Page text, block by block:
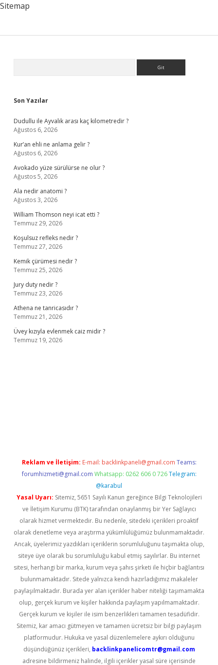
Sitemap
Son Yazılar
Dudullu ile Ayvalık arası kaç kilometredir ?
Ağustos 6, 2026
Kur’an ehli ne anlama gelir ?
Ağustos 6, 2026
Avokado yüze sürülürse ne olur ?
Ağustos 5, 2026
Ala nedir anatomi ?
Ağustos 3, 2026
William Thomson neyi icat etti ?
Temmuz 29, 2026
Koşulsuz refleks nedir ?
Temmuz 27, 2026
Kemik çürümesi nedir ?
Temmuz 25, 2026
Jury duty nedir ?
Temmuz 23, 2026
Athena ne tanricasıdır ?
Temmuz 21, 2026
Üvey kızıyla evlenmek caiz midir ?
Temmuz 19, 2026
Reklam ve İletişim: E-mail: backlinkpaneli@gmail.com Teams:
forumhizmeti@gmail.com Whatsapp: 0262 606 0 726 Telegram:
@karabul
Yasal Uyarı: Sitemiz, 5651 Sayılı Kanun gereğince Bilgi Teknolojileri
ve İletişim Kurumu (BTK) tarafından onaylanmış bir Yer Sağlayıcı
olarak hizmet vermektedir. Bu nedenle, sitedeki içerikleri proaktif
olarak denetleme veya araştırma yükümlülüğümüz bulunmamaktadır.
Ancak, üyelerimiz yazdıkları içeriklerin sorumluluğunu taşımakta olup,
siteye üye olarak bu sorumluluğu kabul etmiş sayılırlar. Bu internet
sitesi, herhangi bir marka, kurum veya şahıs şirketi ile hiçbir bağlantısı
bulunmamaktadır. Sitede yalnızca kendi hazırladığımız makaleler
paylaşılmaktadır. Burada yer alan içerikler haber niteliği taşımamakta
olup, gerçek kurum ve kişiler hakkında paylaşım yapılmamaktadır.
Gerçek kurum ve kişiler ile isim benzerlikleri tamamen tesadüfidir.
Sitemiz, kar amacı gütmeyen ve tamamen ücretsiz bir bilgi paylaşım
platformudur. Hukuka ve yasal düzenlemelere aykırı olduğunu
düşündüğünüz içerikleri, backlinkpanelicomtr@gmail.com
adresine bildirmeniz halinde, ilgili içerikler yasal süre içerisinde